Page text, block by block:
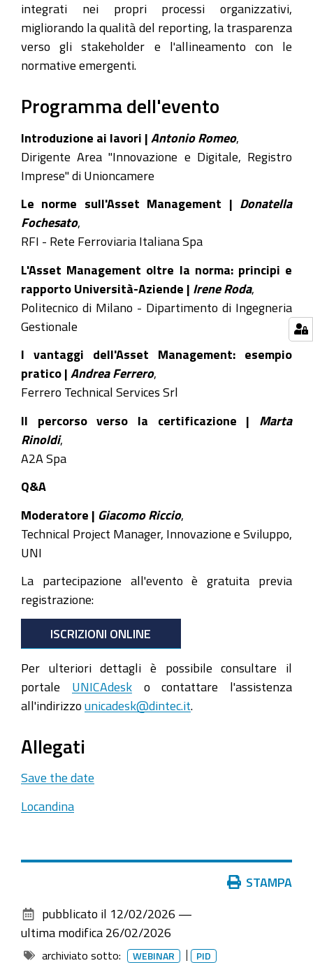
2026-
02-
24T12:00:00+01:00
prossimo
24
febbraio,
dalle
ore
alle
12:00,
si
terrà
il
webinar
gratuito
Management:
norme,
principi
e
applicazione
pratica"
integrati nei propri processi organizzativi,
migliorando la qualità del reporting, la trasparenza
verso gli stakeholder e l'allineamento con le
normative emergenti.
Programma dell'evento
Introduzione ai lavori | Antonio Romeo,
Dirigente Area "Innovazione e Digitale, Registro
Imprese" di Unioncamere
Le norme sull'Asset Management |
Donatella
Fochesato,
RFI - Rete Ferroviaria Italiana Spa
L'Asset Management oltre la norma: principi e
rapporto Università-Aziende | Irene Roda,
Politecnico di Milano - Dipartimento di Ingegneria
Gestionale
I vantaggi dell'Asset Management: esempio
pratico | Andrea Ferrero,
Ferrero Technical Services Srl
Il percorso verso la certificazione |
Marta
Rinoldi,
A2A Spa
Q&A
Moderatore | Giacomo Riccio,
Technical Project Manager, Innovazione e Sviluppo,
UNI
La partecipazione all'evento è gratuita previa
registrazione:
ISCRIZIONI ONLINE
Per ulteriori dettagli è possibile consultare il
portale UNICAdesko contattare l'assistenza
all'indirizzo unicadesk@dintec.it
Allegati
Save the date
Locandina
documento
STAMPA
pubblicato il 12/02/2026 —
ultima modifica 26/02/2026
archiviato sotto: WEBINAR PID